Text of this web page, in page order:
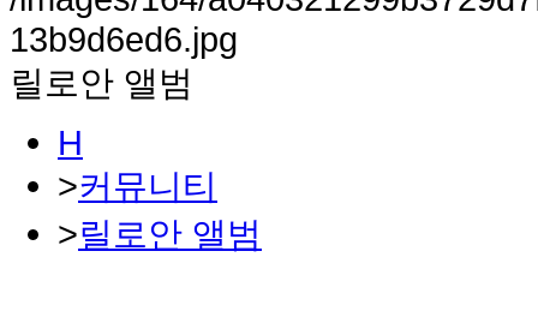
릴로안 앨범
H
>커뮤니티
>릴로안 앨범